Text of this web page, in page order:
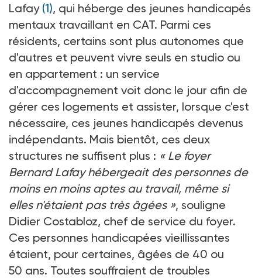
Lafay (1), qui héberge des jeunes handicapés
mentaux travaillant en CAT. Parmi ces
résidents, certains sont plus autonomes que
d'autres et peuvent vivre seuls en studio ou
en appartement : un service
d'accompagnement voit donc le jour afin de
gérer ces logements et assister, lorsque c'est
nécessaire, ces jeunes handicapés devenus
indépendants. Mais bientôt, ces deux
structures ne suffisent plus : « Le foyer
Bernard Lafay hébergeait des personnes de
moins en moins aptes au travail, même si
elles n'étaient pas très âgées », souligne
Didier Costabloz, chef de service du foyer.
Ces personnes handicapées vieillissantes
étaient, pour certaines, âgées de 40 ou
50 ans. Toutes souffraient de troubles